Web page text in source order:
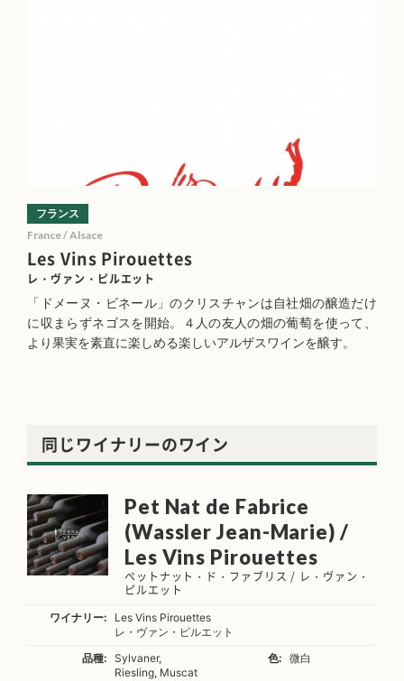
Les Vins Pirouettes
レ・ヴァン・ピルエット
フランス
France / Alsace
「ドメーヌ・ビネール」のクリスチャンは自社畑の醸造だけ
に収まらずネゴスを開始。４人の友人の畑の葡萄を使って、
より果実を素直に楽しめる楽しいアルザスワインを醸す。
同じワイナリーのワイン
Pet Nat de Fabrice
(Wassler Jean-Marie) /
Les Vins Pirouettes
ペットナット・ド・ファブリス / レ・ヴァン・
ピルエット
ワイナリー:
Les Vins Pirouettes
レ・ヴァン・ピルエット
品種:
Sylvaner,
Riesling, Muscat
色: 微白